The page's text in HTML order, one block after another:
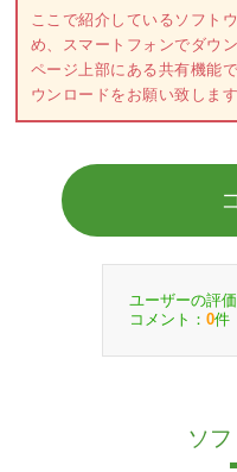
ここで紹介しているソフト
め、スマートフォンでダウ
ページ上部にある共有機能
ウンロードをお願い致します
ユーザーの評
コメント： 0件
ソ